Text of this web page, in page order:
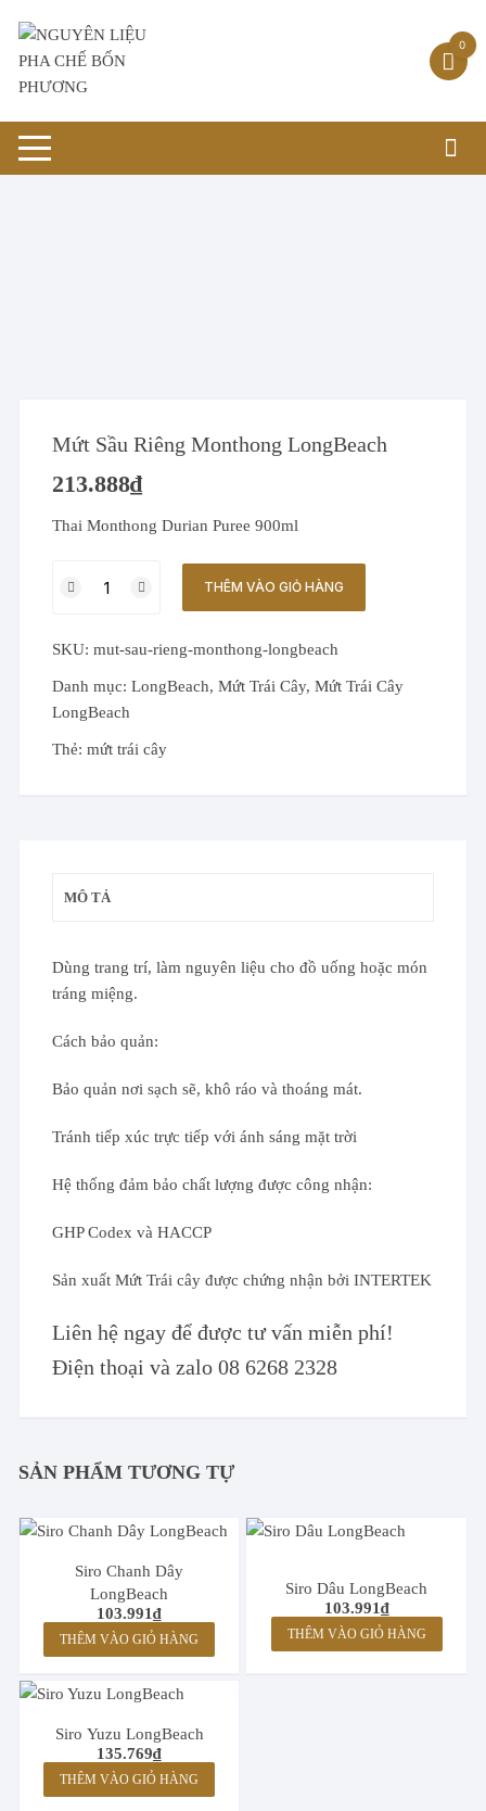
nội
dung
0
Mứt Sầu Riêng Monthong LongBeach
213.888₫
Thai Monthong Durian Puree 900ml
Monthong
THÊM VÀO GIỎ HÀNG
SKU:mut-sau-rieng-monthong-longbeach
Danh mục:LongBeach,Mứt Trái Cây,Mứt Trái Cây
LongBeach
Thẻ:mứt trái cây
MÔ TẢ
Dùng trang trí, làm nguyên liệu cho đồ uống hoặc món
tráng miệng.
Cách bảo quản:
Bảo quản nơi sạch sẽ, khô ráo và thoáng mát.
Tránh tiếp xúc trực tiếp với ánh sáng mặt trời
Hệ thống đảm bảo chất lượng được công nhận:
GHP Codex và HACCP
Sản xuất Mứt Trái cây được chứng nhận bởi INTERTEK
Liên hệ ngay để được tư vấn miễn phí!
Điện thoại và zalo 08 6268 2328
SẢN PHẨM TƯƠNG TỰ
Siro Chanh Dây
LongBeach
103.991₫
THÊM VÀO GIỎ HÀNG
Siro Dâu LongBeach
103.991₫
THÊM VÀO GIỎ HÀNG
Siro Yuzu LongBeach
135.769₫
THÊM VÀO GIỎ HÀNG